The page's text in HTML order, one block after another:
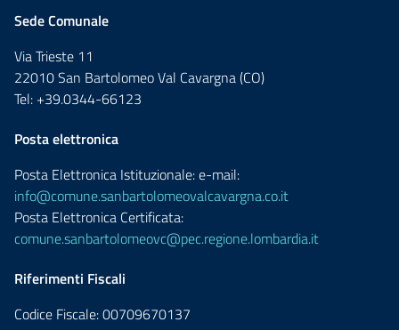
Sede Comunale
Via Trieste 11
22010 San Bartolomeo Val Cavargna (CO)
Tel: +39.0344-66123
Posta elettronica
Posta Elettronica Istituzionale: e-mail:
info@comune.sanbartolomeovalcavargna.co.it
Posta Elettronica Certificata:
comune.sanbartolomeovc@pec.regione.lombardia.it
Riferimenti Fiscali
Codice Fiscale: 00709670137